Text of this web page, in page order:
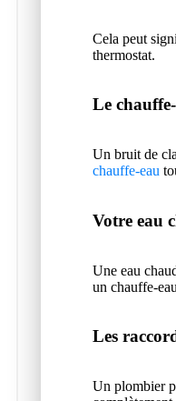
Cela peut
thermostat.
Le
Un bruit de
chauffe-eau
Votre eau
Une eau
un chauffe-
Les
Un plombier